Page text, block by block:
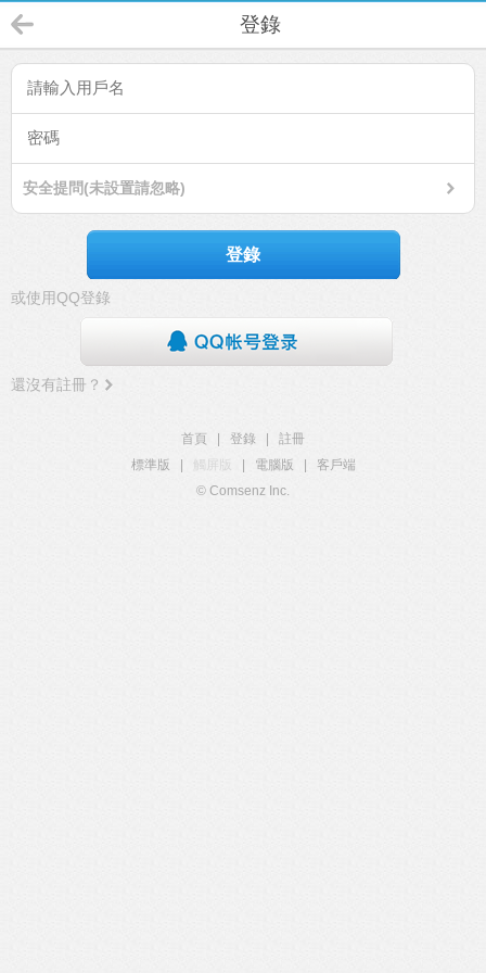
登錄
安全提問(未設置請忽略)
登錄
或使用QQ登錄
還沒有註冊？
首頁 登錄
註冊
標準版
觸屏版 電腦版
客戶端
© Comsenz Inc.